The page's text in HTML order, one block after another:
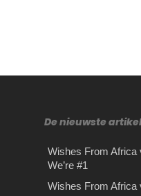
De
Tips bij
Tips en
De nieuwste
Wishes From Africa
We’re #1
Wishes From Africa